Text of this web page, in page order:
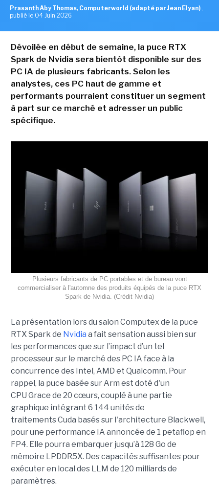
Prasanth Aby Thomas, Computerworld (adapté par Jean Elyan) ,
publié le 04 Juin 2026
Dévoilée en début de semaine, la puce RTX
Spark de Nvidia sera bientôt disponible sur des
PC IA de plusieurs fabricants. Selon les
analystes, ces PC haut de gamme et
performants pourraient constituer un segment
à part sur ce marché et adresser un public
spécifique.
Plusieurs fabricants de PC portables et de bureau vont
commercialiser à l'automne des produits équipés de la puce RTX
Spark de Nvidia. (Crédit Nvidia)
La présentation lors du salon Computex de la puce
RTX Spark de Nvidia a fait sensation aussi bien sur
les performances que sur l’impact d’un tel
processeur sur le marché des PC IA face à la
concurrence des Intel, AMD et Qualcomm. Pour
rappel, la puce basée sur Arm est doté d'un
CPU Grace de 20 cœurs, couplé à une partie
graphique intégrant 6 144 unités de
traitements Cuda basés sur l'architecture Blackwell,
pour une performance IA annoncée de 1 petaflop en
FP4. Elle pourra embarquer jusqu’à 128 Go de
mémoire LPDDR5X. Des capacités suffisantes pour
exécuter en local des LLM de 120 milliards de
paramètres.